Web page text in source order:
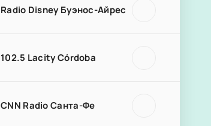
Radio Disney Буэнос-Айрес
102.5 Lacity Córdoba
CNN Radio Санта-Фе